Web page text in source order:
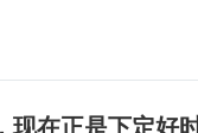
在正是下定好